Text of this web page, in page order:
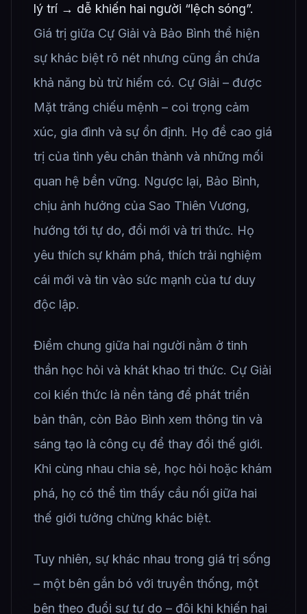
lý trí → dễ khiến hai người “lệch sóng”.
Giá trị giữa Cự Giải và Bảo Bình thể hiện
sự khác biệt rõ nét nhưng cũng ẩn chứa
khả năng bù trừ hiếm có. Cự Giải – được
Mặt trăng chiếu mệnh – coi trọng cảm
xúc, gia đình và sự ổn định. Họ đề cao giá
trị của tình yêu chân thành và những mối
quan hệ bền vững. Ngược lại, Bảo Bình,
chịu ảnh hưởng của Sao Thiên Vương,
hướng tới tự do, đổi mới và tri thức. Họ
yêu thích sự khám phá, thích trải nghiệm
cái mới và tin vào sức mạnh của tư duy
độc lập.
Điểm chung giữa hai người nằm ở tinh
thần học hỏi và khát khao tri thức. Cự Giải
coi kiến thức là nền tảng để phát triển
bản thân, còn Bảo Bình xem thông tin và
sáng tạo là công cụ để thay đổi thế giới.
Khi cùng nhau chia sẻ, học hỏi hoặc khám
phá, họ có thể tìm thấy cầu nối giữa hai
thế giới tưởng chừng khác biệt.
Tuy nhiên, sự khác nhau trong giá trị sống
– một bên gắn bó với truyền thống, một
bên theo đuổi sự tự do – đôi khi khiến hai